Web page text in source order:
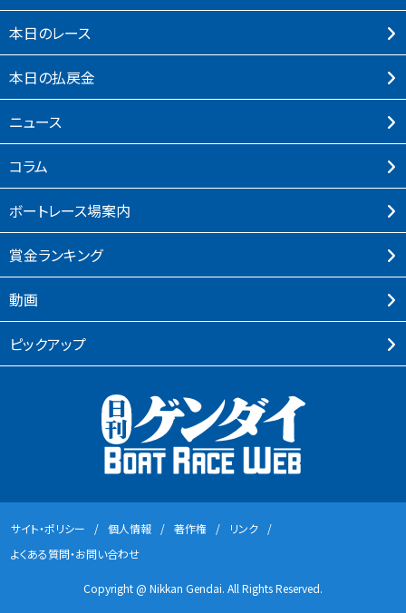
本⽇のレース
本⽇の払戻⾦
ニュース
コラム
ボートレース場案内
賞⾦ランキング
動画
ピックアップ
サイト・ポリシー 個⼈情報 著作権
リンク
よくある質問・お問い合わせ
Copyright @ Nikkan Gendai. All Rights Reserved.